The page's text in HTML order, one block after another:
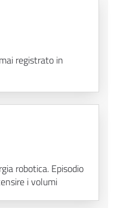
registrato in
robotica. Episodio
i volumi